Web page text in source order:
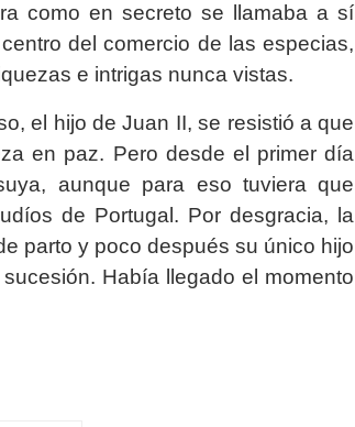
como en secreto se llamaba a sí
del comercio de las especias,
e intrigas nunca vistas.
el hijo de Juan II, se resistió a que
en paz. Pero desde el primer día
aunque para eso tuviera que
de Portugal. Por desgracia, la
parto y poco después su único hijo
Había llegado el momento